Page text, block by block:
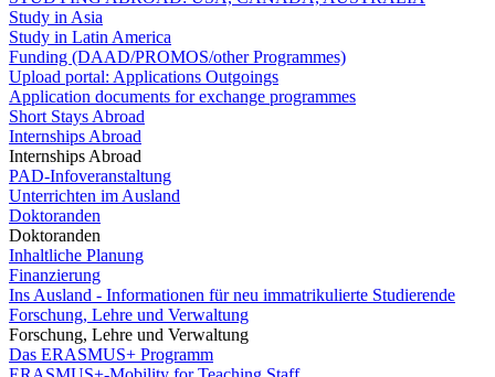
Study in Asia
Study in Latin America
Funding (DAAD/PROMOS/other Programmes)
Upload portal: Applications Outgoings
Application documents for exchange programmes
Short Stays Abroad
Internships Abroad
Internships Abroad
PAD-Infoveranstaltung
Unterrichten im Ausland
Doktoranden
Doktoranden
Inhaltliche Planung
Finanzierung
Ins Ausland - Informationen für neu immatrikulierte Studierende
Forschung, Lehre und Verwaltung
Forschung, Lehre und Verwaltung
Das ERASMUS+ Programm